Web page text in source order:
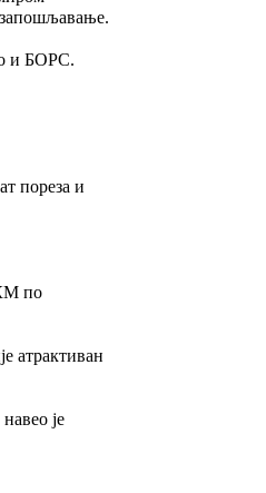
и БОРС.
пореза и
по
атрактиван
је